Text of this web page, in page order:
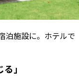
泊施設に。ホテルで
」